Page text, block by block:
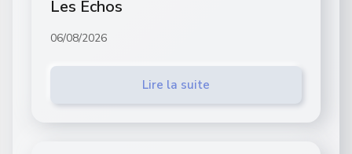
Les Echos
06/08/2026
Lire la suite